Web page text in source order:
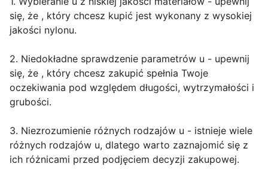
się, że , który chcesz kupić jest wykonany z wysokiej
jakości nylonu.
2. Niedokładne sprawdzenie parametrów u - upewnij
się, że , który chcesz zakupić spełnia Twoje
oczekiwania pod względem długości, wytrzymałości i
grubości.
3. Niezrozumienie różnych rodzajów u - istnieje wiele
różnych rodzajów u, dlatego warto zaznajomić się z
ich różnicami przed podjęciem decyzji zakupowej.